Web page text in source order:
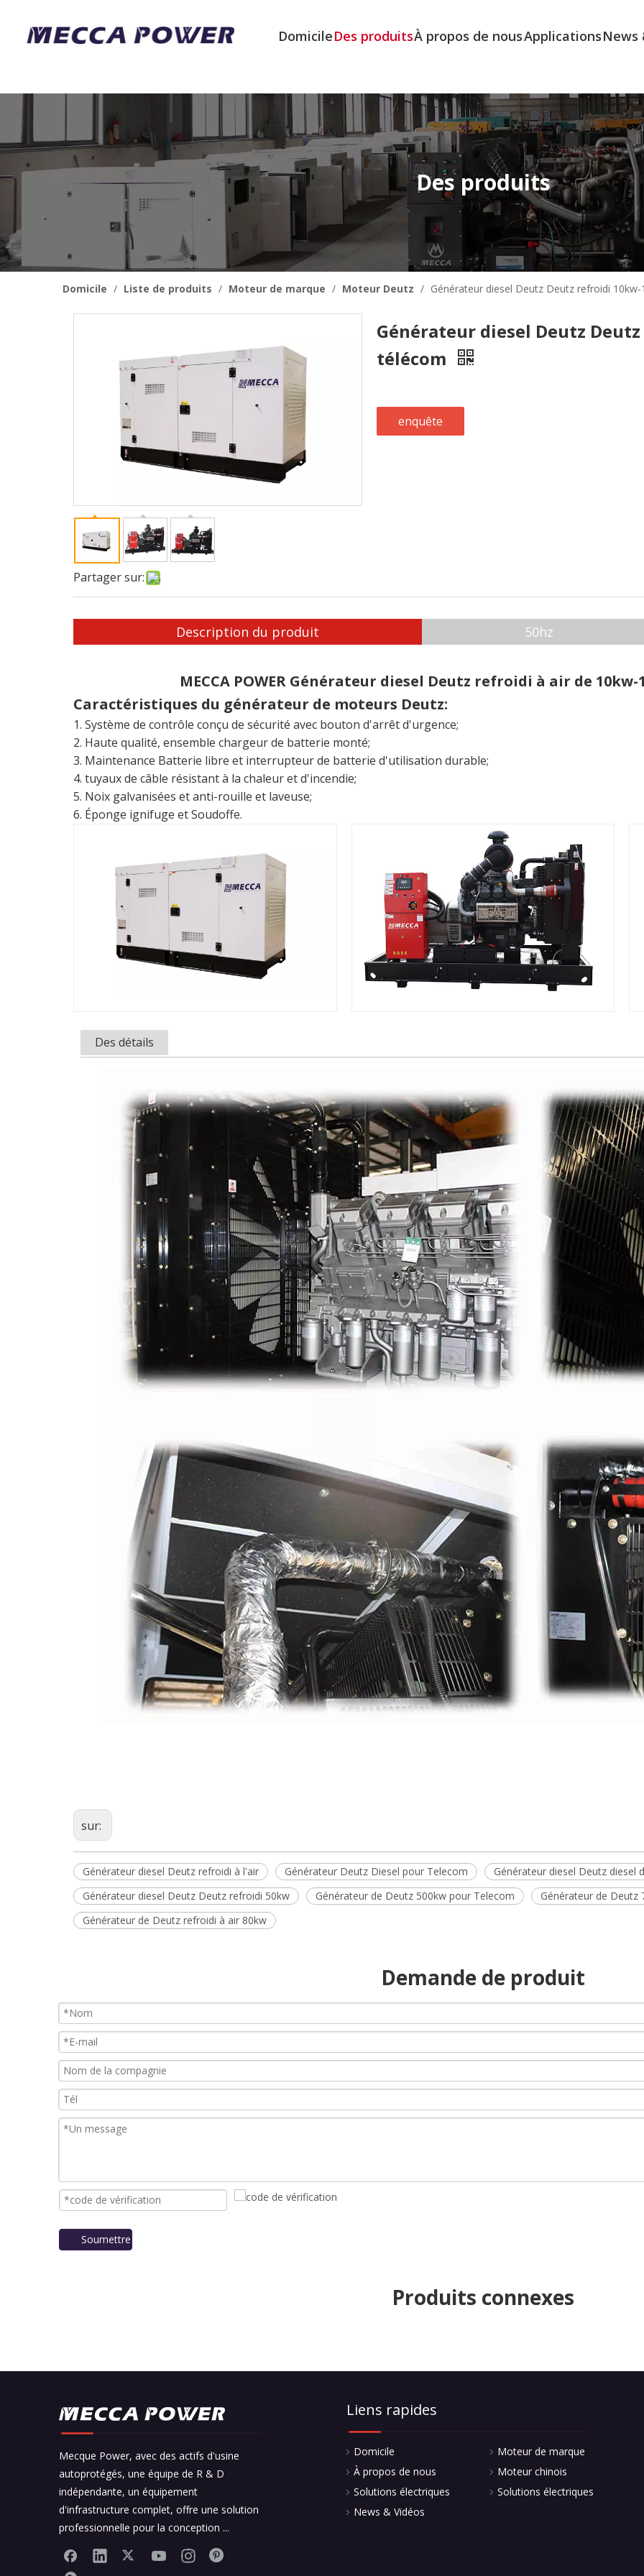
DomicileDes produitsÀ propos de nousApplicationsNews
Des produits
Domicile / Liste de produits / Moteur de marque / Moteur Deutz / Générateur diesel Deutz Deutz refroidi
Partager sur:
Générateur diesel Deutz
télécom
enquête
Description du produit 50hz
MECCA POWER Générateur diesel Deutz refroidi à air de
Caractéristiques du générateur de moteurs Deutz:
1. Système de contrôle conçu de sécurité avec bouton d'arrêt d'urgence;
2. Haute qualité, ensemble chargeur de batterie monté;
3. Maintenance Batterie libre et interrupteur de batterie d'utilisation durable;
4. tuyaux de câble résistant à la chaleur et d'incendie;
5. Noix galvanisées et anti-rouille et laveuse;
6. Éponge ignifuge et Soudoffe.
Des détails
sur:
Générateur diesel Deutz refroidi à l'air Générateur Deutz Diesel pour Telecom
Générateur diesel Deutz diesel
Générateur diesel Deutz Deutz refroidi 50kw
Générateur de Deutz 500kw pour Telecom
Générateur de Deutz
Générateur de Deutz refroidi à air 80kw
Demande de produit
Soumettre
Produits connexes
Mecque Power, avec des actifs d'usine
autoprotégés, une équipe de R & D
indépendante, un équipement
d'infrastructure complet, offre une solution
professionnelle pour la conception ...
Liens rapides
Domicile
À propos de nous
Solutions électriques
News & Vidéos
Moteur de marque
Moteur chinois
Solutions électriques